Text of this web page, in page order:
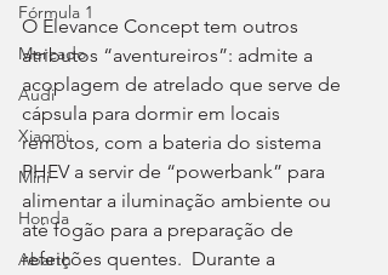
Fórmula 1
Mercado
Audi
Xiaomi
Mini
Honda
Abarth
O Elevance Concept tem outros
atributos “aventureiros”: admite a
acoplagem de atrelado que serve de
cápsula para dormir em locais
remotos, com a bateria do sistema
PHEV a servir de “powerbank” para
alimentar a iluminação ambiente ou
até fogão para a preparação de
refeições quentes.  Durante a